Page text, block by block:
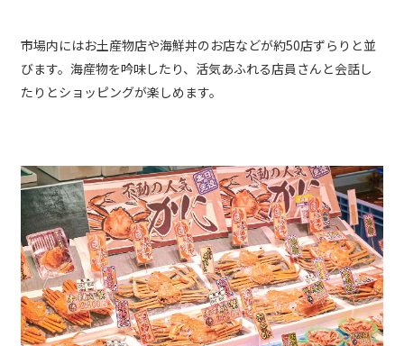
市場内にはお土産物店や海鮮丼のお店などが約50店ずらりと並
びます。海産物を吟味したり、活気あふれる店員さんと会話し
たりとショッピングが楽しめます。